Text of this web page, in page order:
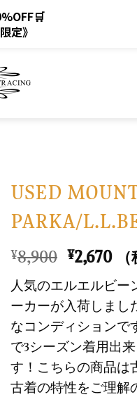
定》
USED
PARKA/
¥8,900 元
価
格
は
¥8,900
で
し
¥2,670現
在
の
価
格
は
で
人気のエルエルビー
ーカーが入荷しまし
なコンディションで
で3シーズン着用出
す！こちらの商品は
古着の特性をご理解